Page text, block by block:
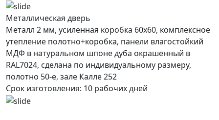
Металлическая дверь
Металл 2 мм, усиленная коробка 60х60, комплексное
утепление полотно+коробка, панели влагостойкий
МДФ в натуральном шпоне дуба окрашенный в
RAL7024, сделана по индивидуальному размеру,
полотно 50-е, зале Калле 252
Срок изготовления: 10 рабочих дней